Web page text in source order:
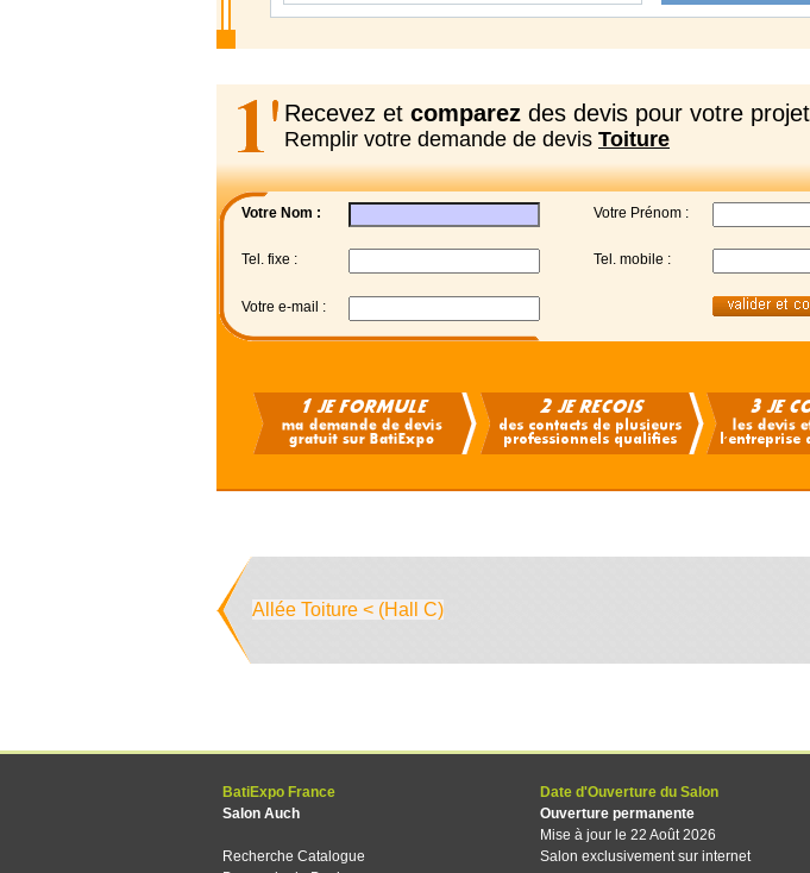
Recevez et comparez des devis pour votre projet
Remplir votre demande de devis Toiture
Votre Nom : Votre Prénom :
Tel. fixe : Tel. mobile :
Votre e-mail :
Allée Toiture < (Hall C)
BatiExpo France
Salon Auch
Recherche Catalogue
Date d'Ouverture du Salon
Ouverture permanente
Mise à jour le 22 Août 2026
Salon exclusivement sur internet